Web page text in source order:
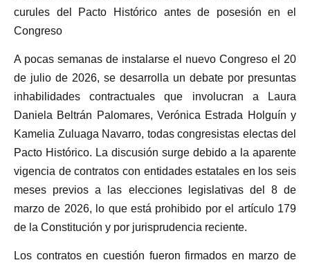
curules del Pacto Histórico antes de posesión en el
Congreso
A pocas semanas de instalarse el nuevo Congreso el 20
de julio de 2026, se desarrolla un debate por presuntas
inhabilidades contractuales que involucran a Laura
Daniela Beltrán Palomares, Verónica Estrada Holguín y
Kamelia Zuluaga Navarro, todas congresistas electas del
Pacto Histórico. La discusión surge debido a la aparente
vigencia de contratos con entidades estatales en los seis
meses previos a las elecciones legislativas del 8 de
marzo de 2026, lo que está prohibido por el artículo 179
de la Constitución y por jurisprudencia reciente.
Los contratos en cuestión fueron firmados en marzo de